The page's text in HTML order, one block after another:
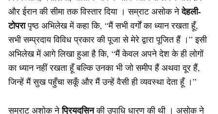
और ईरान की सीमा तक विस्तार दिया । सम्राट असोक नेदेहली-
टोपरापृष्ठ अभिलेख में कहा कि, “मैं सभी वर्गों का ध्यान रखता हूँ,
सभी सम्प्रदाय विविध प्रकार की पूजा से मेरे द्वारा पूजित हैं ।” इसी
अभिलेख में आगे लिखा हुआ है कि, “मैं केवल अपने देश के ही लोगों
का ध्यान नहीं रखता हूँ बल्कि उनका भी जो समीप हैं अथवा दूर हैं,
जिन्हें मैं सुख पहुँचा सकूँ और मैं उन्हें वैसी ही व्यवस्था देता हूँ ।”
सम्राट अशोक नेप्रियदसिनकी उपाधि धारण की थी । असोक ने